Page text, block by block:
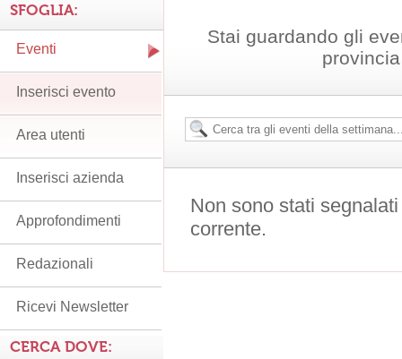
Stai guardando gli
Non sono stati
corrente.
SFOGLIA:
Eventi
Inserisci evento
Area utenti
Inserisci azienda
Approfondimenti
Redazionali
Ricevi Newsletter
CERCA DOVE: